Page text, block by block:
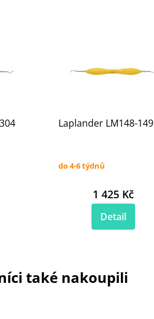
Laplander LM148-149
do 4-6 týdnů
1 425 Kč
Detail
také nakoupili